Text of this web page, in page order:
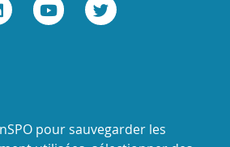
pour sauvegarder les